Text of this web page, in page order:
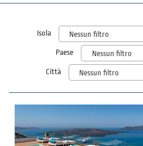
Isola Nessun filtro
Paese Nessun filtro
Città Nessun filtro